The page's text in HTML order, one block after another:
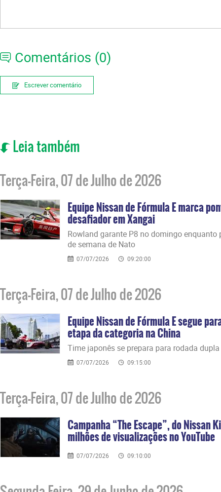
Comentários (0)
Escrever comentário
Leia também
Terça-Feira, 07 de Julho de 2026
Equipe Nissan de Fórmula E marca
desafiador em Xangai
Rowland garante P8 no domingo
de semana de Nato
07/07/2026 09:20:00
Terça-Feira, 07 de Julho de 2026
Equipe Nissan de Fórmula E segue
etapa da categoria na China
Time japonês se prepara para rodada
07/07/2026 09:15:00
Terça-Feira, 07 de Julho de 2026
Campanha “The Escape”, do Nissan
milhões de visualizações no YouTube
07/07/2026 09:10:00